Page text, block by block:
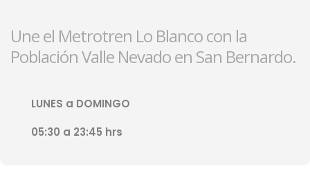
Une el Metrotren Lo Blanco con la
Población Valle Nevado en San Bernardo.
LUNES a DOMINGO
05:30 a 23:45 hrs